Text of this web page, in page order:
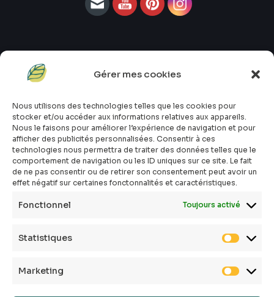
Gérer mes cookies
Nous utilisons des technologies telles que les cookies pour
stocker et/ou accéder aux informations relatives aux appareils.
Nous le faisons pour améliorer l’expérience de navigation et pour
afficher des publicités personnalisées. Consentir à ces
technologies nous permettra de traiter des données telles que le
comportement de navigation ou les ID uniques sur ce site. Le fait
de ne pas consentir ou de retirer son consentement peut avoir un
effet négatif sur certaines fonctonnalités et caractéristiques.
Fonctionnel Toujours activé
Statistiques
Marketing
#atopik_fr
#atopik_tests
#atopik_community
Qui sommes-nous ?
Mon compte
Contact
E-shop
Toutes les box
Politique de cookies